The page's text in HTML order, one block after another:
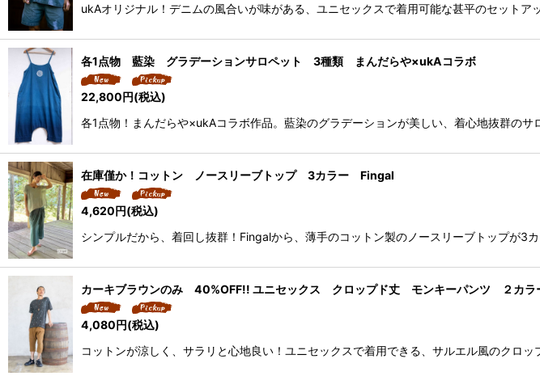
ukAオリジナル！デニムの風合いが味がある、ユニセックスで着用可能な甚平のセット
各1点物 藍染 グラデーションサロペット 3種類 まんだらや×ukAコラボ
22,800円(税込)
各1点物！まんだらや×ukAコラボ作品。藍染のグラデーションが美しい、着心地抜群の
在庫僅か！コットン ノースリーブトップ 3カラー Fingal
4,620円(税込)
シンプルだから、着回し抜群！Fingalから、薄手のコットン製のノースリーブトップが
カーキブラウンのみ 40%OFF!! ユニセックス クロップド丈 モンキーパンツ ２カラ
4,080円(税込)
コットンが涼しく、サラリと心地良い！ユニセックスで着用できる、サルエル風のクロ